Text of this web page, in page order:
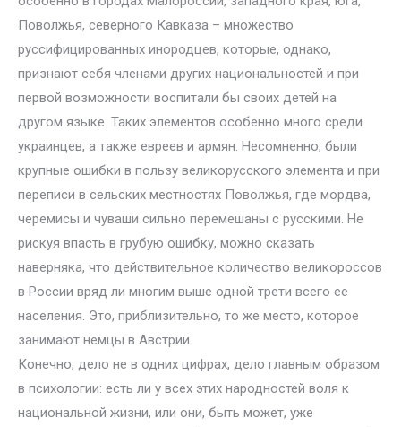
Поволжья, северного Кавказа – множество
руссифицированных инородцев, которые, однако,
признают себя членами других национальностей и при
первой возможности воспитали бы своих детей на
другом языке. Таких элементов особенно много среди
украинцев, а также евреев и армян. Несомненно, были
крупные ошибки в пользу великорусского элемента и при
переписи в сельских местностях Поволжья, где мордва,
черемисы и чуваши сильно перемешаны с русскими. Не
рискуя впасть в грубую ошибку, можно сказать
наверняка, что действительное количество великороссов
в России вряд ли многим выше одной трети всего ее
населения. Это, приблизительно, то же место, которое
занимают немцы в Австрии.
Конечно, дело не в одних цифрах, дело главным образом
в психологии: есть ли у всех этих народностей воля к
национальной жизни, или они, быть может, уже